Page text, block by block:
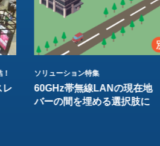
レ
ソリューション特集
60GHz帯無線LANの現在地
バーの間を埋める選択肢に